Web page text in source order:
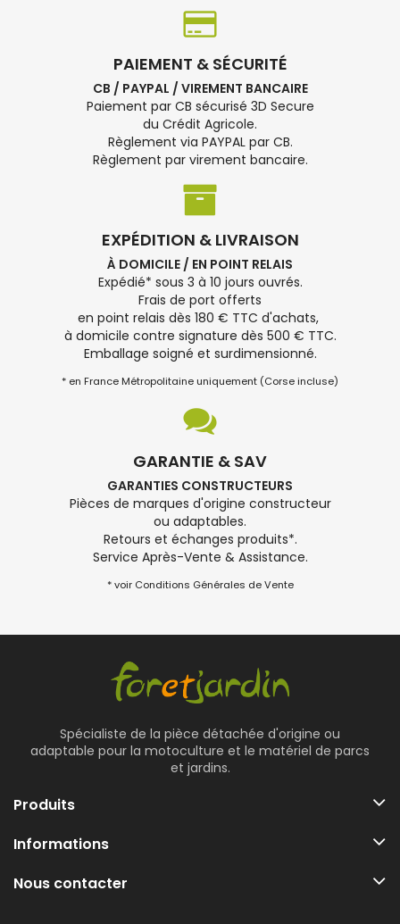
PAIEMENT & SÉCURITÉ
CB / PAYPAL / VIREMENT BANCAIRE
Paiement par CB sécurisé 3D Secure
du Crédit Agricole.
Règlement via PAYPAL par CB.
Règlement par virement bancaire.
EXPÉDITION & LIVRAISON
À DOMICILE / EN POINT RELAIS
Expédié* sous 3 à 10 jours ouvrés.
Frais de port offerts
en point relais dès 180 € TTC d'achats,
à domicile contre signature dès 500 € TTC.
Emballage soigné et surdimensionné.
* en France Métropolitaine uniquement (Corse incluse)
GARANTIE & SAV
GARANTIES CONSTRUCTEURS
Pièces de marques d'origine constructeur
ou adaptables.
Retours et échanges produits*.
Service Après-Vente & Assistance.
* voir Conditions Générales de Vente
Spécialiste de la pièce détachée d'origine ou
adaptable pour la motoculture et le matériel de parcs
et jardins.
Produits
Informations
Nous contacter